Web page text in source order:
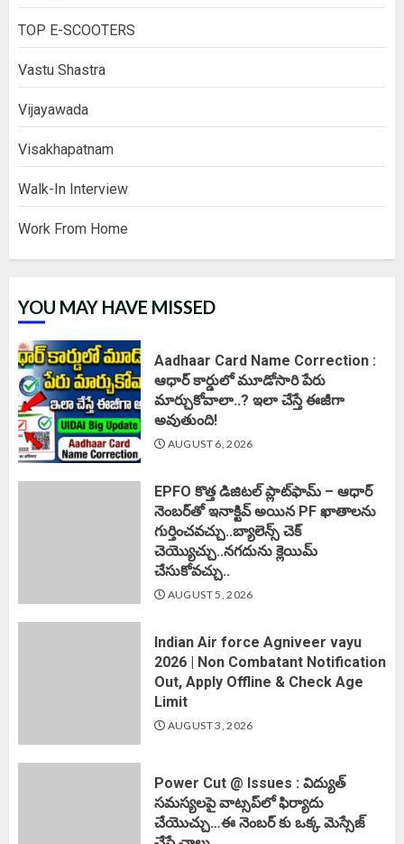
TOP E-SCOOTERS
Vastu Shastra
Vijayawada
Visakhapatnam
Walk-In Interview
Work From Home
YOU MAY HAVE MISSED
Aadhaar Card Name Correction :
ఆధార్ కార్డులో మూడోసారి పేరు
మార్చుకోవాలా..? ఇలా చేస్తే ఈజీగా
అవుతుంది!
AUGUST 6, 2026
EPFO కొత్త డిజిటల్ ప్లాట్‌ఫామ్‌ – ఆధార్
నెంబర్‌తో ఇనాక్టివ్ అయిన PF ఖాతాలను
గుర్తించవచ్చు..బ్యాలెన్స్ చెక్
చెయ్యొచ్చు..నగదును క్లెయిమ్
చేసుకోవచ్చు..
AUGUST 5, 2026
Indian Air force Agniveer vayu
2026 | Non Combatant Notification
Out, Apply Offline & Check Age
Limit
AUGUST 3, 2026
Power Cut @ Issues : విద్యుత్
సమస్యలపై వాట్సప్‌లో ఫిర్యాదు
చేయొచ్చు…ఈ నెంబర్ కు ఒక్క మెస్సేజ్